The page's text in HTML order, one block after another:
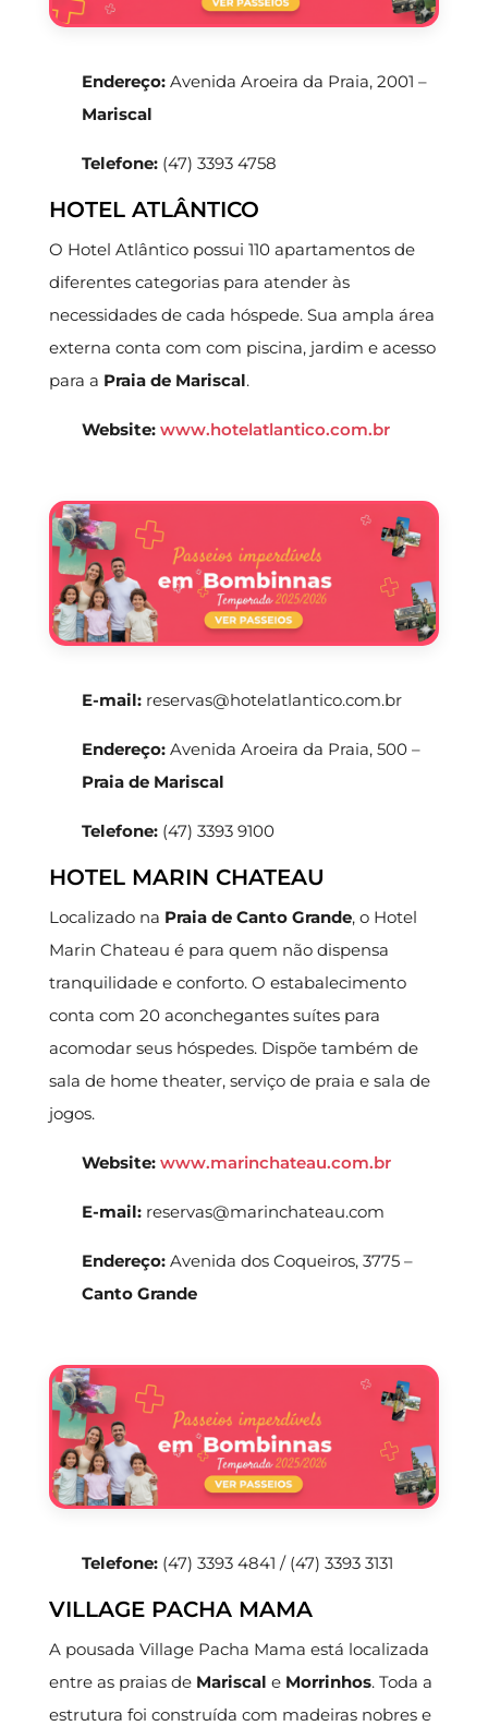
Endereço:Avenida Aroeira da Praia, 2001 –
Mariscal
Telefone:(47) 3393 4758
HOTEL ATLÂNTICO
O Hotel Atlântico possui 110 apartamentos de
diferentes categorias para atender às
necessidades de cada hóspede. Sua ampla área
externa conta com com piscina, jardim e acesso
para a Praia de Mariscal.
Website: www.hotelatlantico.com.br
E-mail:reservas@hotelatlantico.com.br
Endereço:Avenida Aroeira da Praia, 500 –
Praia de Mariscal
Telefone:(47) 3393 9100
HOTEL MARIN CHATEAU
Localizado na Praia de Canto Grande, o Hotel
Marin Chateau é para quem não dispensa
tranquilidade e conforto. O estabalecimento
conta com 20 aconchegantes suítes para
acomodar seus hóspedes. Dispõe também de
sala de home theater, serviço de praia e sala de
jogos.
Website: www.marinchateau.com.br
E-mail:reservas@marinchateau.com
Endereço:Avenida dos Coqueiros, 3775 –
Canto Grande
Telefone:(47) 3393 4841 / (47) 3393 3131
VILLAGE PACHA MAMA
A pousada Village Pacha Mama está localizada
entre as praias de Mariscal e Morrinhos. Toda a
estrutura foi construída com madeiras nobres e